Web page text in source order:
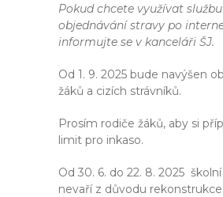
Pokud chcete využívat
objednávání stravy po
informujte se v kanceláři ŠJ.
Od 1. 9. 2025 bude navýšen
žáků a cizích strávníků.
Prosím rodiče žáků, aby si
limit pro inkaso.
Od 30. 6. do 22. 8. 2025
nevaří z důvodu